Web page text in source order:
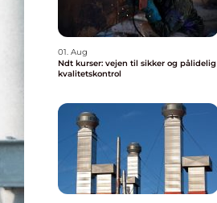
01. Aug
Ndt kurser: vejen til sikker og pålidelig
kvalitetskontrol